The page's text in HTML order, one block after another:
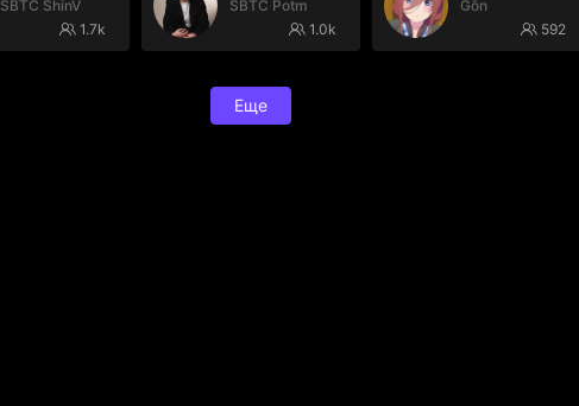
SBTC ShinV
1.7k
SBTC Potm
1.0k
Gôn
592
Еще